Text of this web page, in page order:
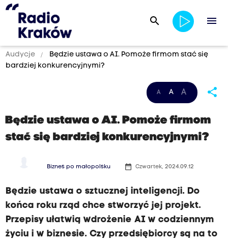
search menu
Audycje
Będzie ustawa o AI. Pomoże firmom stać się
bardziej konkurencyjnymi?
A A A share
Będzie ustawa o AI. Pomoże firmom
stać się bardziej konkurencyjnymi?
Biznes po małopolsku date_range Czwartek, 2024.09.12
Będzie ustawa o sztucznej inteligencji. Do
końca roku rząd chce stworzyć jej projekt.
Przepisy ułatwią wdrożenie AI w codziennym
życiu i w biznesie. Czy przedsiębiorcy są na to